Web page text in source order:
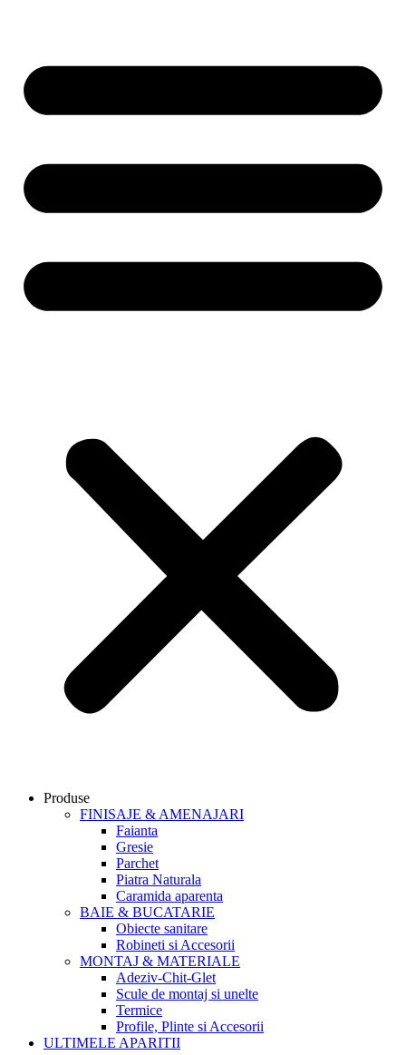
Produse
FINISAJE & AMENAJARI
Faianta
Gresie
Parchet
Piatra Naturala
Caramida aparenta
BAIE & BUCATARIE
Obiecte sanitare
Robineti si Accesorii
MONTAJ & MATERIALE
Adeziv-Chit-Glet
Scule de montaj si unelte
Termice
Profile, Plinte si Accesorii
ULTIMELE APARITII